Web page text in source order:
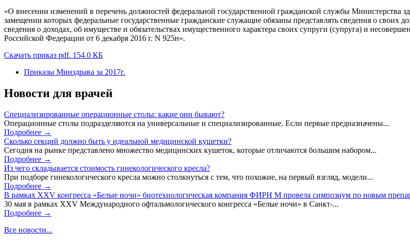
«О внесении изменений в перечень должностей федеральной государственной гражданской службы Министерства
замещении которых федеральные государственные гражданские служащие обязаны представлять сведения о своих
сведения о доходах, об имуществе и обязательствах имущественного характера своих супруги (супруга) и
Российской Федерации от 6 декабря 2016 г. N 925н».
Скачать приказ pdf. 154.0 КБ
Приказы Минздрава за 2017г.
Новости для врачей
Специализированные операционные столы: какие они бывают?
Операционные столы подразделяются на универсальные и специализированные. Если первые предназначены...
Подробнее →
Сколько секций должно быть у идеальной медицинской кушетки?
Сегодня на рынке представлено множество медицинских кушеток, которые отличаются большим набором...
Подробнее →
Из чего складывается стоимость гинекологического кресла?
При подборе гинекологического кресла можно столкнуться с тем, что похожие, на первый взгляд, модели...
Подробнее →
В рамках XXV конгресса «Белые ночи» биотехнологическая компания ФИРН М провела симпозиум по новым
30 мая в рамках XXV Международного офтальмологического конгресса «Белые ночи» в Санкт-...
Подробнее →
Все новости...